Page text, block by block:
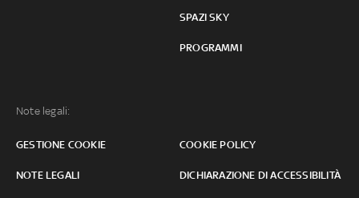
SPAZI SKY
PROGRAMMI
Note legali:
GESTIONE COOKIE COOKIE POLICY
NOTE LEGALI DICHIARAZIONE DI ACCESSIBILITÀ